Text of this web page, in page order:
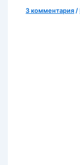
3 комментария /